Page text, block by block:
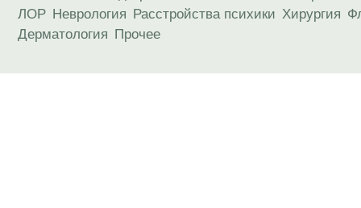
ЛОР Неврология Расстройства психики Хирургия
Дерматология Прочее